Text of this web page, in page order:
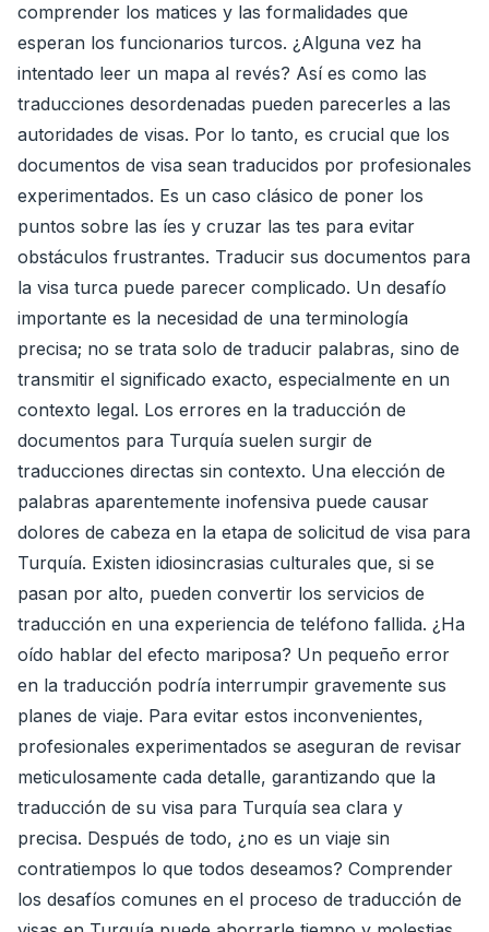
comprender los matices y las formalidades que
esperan los funcionarios turcos. ¿Alguna vez ha
intentado leer un mapa al revés? Así es como las
traducciones desordenadas pueden parecerles a las
autoridades de visas. Por lo tanto, es crucial que los
documentos de visa sean traducidos por profesionales
experimentados. Es un caso clásico de poner los
puntos sobre las íes y cruzar las tes para evitar
obstáculos frustrantes. Traducir sus documentos para
la visa turca puede parecer complicado. Un desafío
importante es la necesidad de una terminología
precisa; no se trata solo de traducir palabras, sino de
transmitir el significado exacto, especialmente en un
contexto legal. Los errores en la traducción de
documentos para Turquía suelen surgir de
traducciones directas sin contexto. Una elección de
palabras aparentemente inofensiva puede causar
dolores de cabeza en la etapa de solicitud de visa para
Turquía. Existen idiosincrasias culturales que, si se
pasan por alto, pueden convertir los servicios de
traducción en una experiencia de teléfono fallida. ¿Ha
oído hablar del efecto mariposa? Un pequeño error
en la traducción podría interrumpir gravemente sus
planes de viaje. Para evitar estos inconvenientes,
profesionales experimentados se aseguran de revisar
meticulosamente cada detalle, garantizando que la
traducción de su visa para Turquía sea clara y
precisa. Después de todo, ¿no es un viaje sin
contratiempos lo que todos deseamos? Comprender
los desafíos comunes en el proceso de traducción de